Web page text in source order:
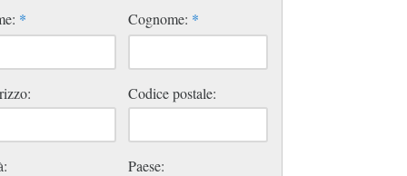
* Cognome: *
Codice postale:
Paese: